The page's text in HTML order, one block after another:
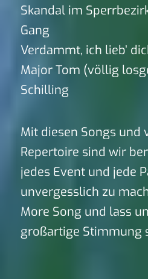
Skandal im
Gang
Verdammt, ich lieb’
Major Tom (völlig
Schilling
Mit diesen Songs und
Repertoire sind wir
jedes Event und jede
unvergesslich zu
More Song und lass
großartige Stimmung